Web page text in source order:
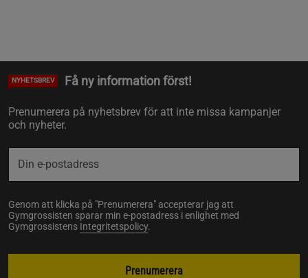
NYHETSBREV Få ny information först!
Prenumerera på nyhetsbrev för att inte missa kampanjer
och nyheter.
Genom att klicka på "Prenumerera" accepterar jag att
Gymgrossisten sparar min e-postadress i enlighet med
Gymgrossistens Integritetspolicy.
Prenumerera